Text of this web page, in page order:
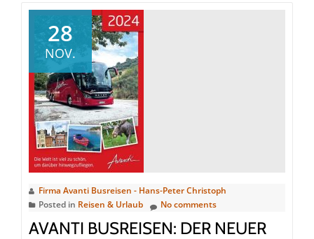
28
NOV.
Firma Avanti Busreisen - Hans-Peter Christoph
Posted in Reisen & Urlaub No comments
AVANTI BUSREISEN: DER NEUER